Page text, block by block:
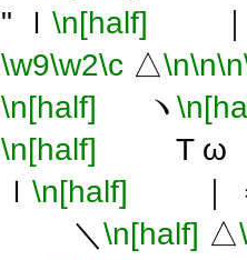
" ｌ \n[half]
\w9\w2\c△\n\n\n
\n[half] ヽ
\n[half] T ω
ｌ \n[half] ｜
＼ \n[half] △